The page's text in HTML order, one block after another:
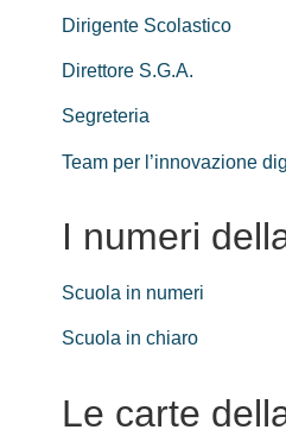
Dirigente Scolastico
Direttore S.G.A.
Segreteria
Team per l’innovazione
I numeri
Scuola in numeri
Scuola in chiaro
Le carte